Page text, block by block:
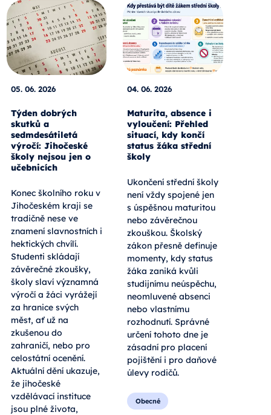
05. 06. 2026
Týden dobrých
skutků a
sedmdesátiletá
výročí: Jihočeské
školy nejsou jen o
učebnicích
Konec školního roku v
Jihočeském kraji se
tradičně nese ve
znamení slavnostních i
hektických chvílí.
Studenti skládají
závěrečné zkoušky,
školy slaví významná
výročí a žáci vyrážejí
za hranice svých
měst, ať už na
zkušenou do
zahraničí, nebo pro
celostátní ocenění.
Aktuální dění ukazuje,
že jihočeské
vzdělávací instituce
jsou plné života,
04. 06. 2026
Maturita, absence i
vyloučení: Přehled
situací, kdy končí
status žáka střední
školy
Ukončení střední školy
není vždy spojené jen
s úspěšnou maturitou
nebo závěrečnou
zkouškou. Školský
zákon přesně definuje
momenty, kdy status
žáka zaniká kvůli
studijnímu neúspěchu,
neomluvené absenci
nebo vlastnímu
rozhodnutí. Správné
určení tohoto dne je
zásadní pro placení
pojištění i pro daňové
úlevy rodičů.
Obecné